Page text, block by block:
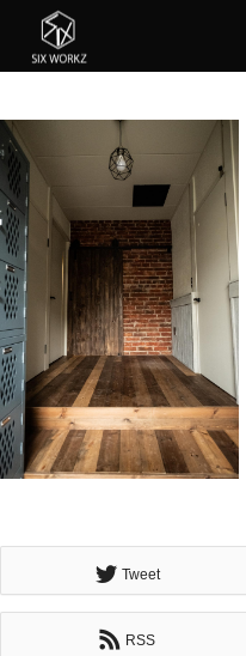
Tweet
RSS